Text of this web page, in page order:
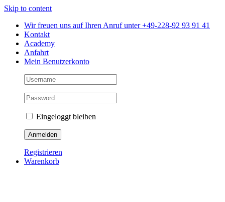
Skip to content
Wir freuen uns auf Ihren Anruf unter +49-228-92 93 91 41
Kontakt
Academy
Anfahrt
Mein Benutzerkonto
Eingeloggt bleiben
Registrieren
Warenkorb